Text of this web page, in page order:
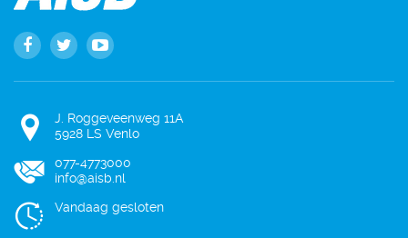
J. Roggeveenweg 11A
5928 LS Venlo
077-4773000
info@aisb.nl
Vandaag gesloten